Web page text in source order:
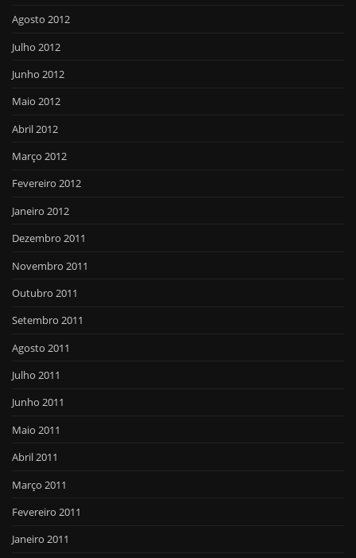
Agosto 2012
Julho 2012
Junho 2012
Maio 2012
Abril 2012
Março 2012
Fevereiro 2012
Janeiro 2012
Dezembro 2011
Novembro 2011
Outubro 2011
Setembro 2011
Agosto 2011
Julho 2011
Junho 2011
Maio 2011
Abril 2011
Março 2011
Fevereiro 2011
Janeiro 2011